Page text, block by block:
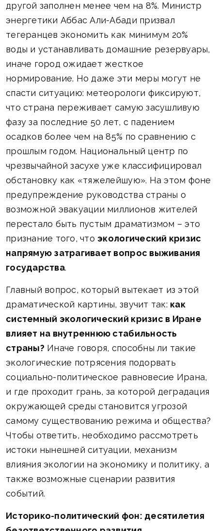
другой заполнен менее чем на 8%. Министр
энергетики Аббас Али-Абади призвал
тегеранцев экономить как минимум 20%
воды и устанавливать домашние резервуары,
иначе город ожидает жесткое
нормирование. Но даже эти меры могут не
спасти ситуацию: метеорологи фиксируют,
что страна переживает самую засушливую
фазу за последние 50 лет, с падением
осадков более чем на 85% по сравнению с
прошлым годом. Национальный центр по
чрезвычайной засухе уже классифицировал
обстановку как «тяжелейшую». На этом фоне
предупреждение руководства страны о
возможной эвакуации миллионов жителей
перестало быть пустым драматизмом – это
признание того, чтоэкологический кризис
напрямую затрагивает вопрос выживания
государства.
Главный вопрос, который вытекает из этой
драматической картины, звучит так: как
системный экологический кризис в Иране
влияет на внутреннюю стабильность
страны? Иначе говоря, способны ли такие
экологические потрясения подорвать
социально-политическое равновесие Ирана,
и где проходит грань, за которой деградация
окружающей среды становится угрозой
самому существованию режима и общества?
Чтобы ответить, необходимо рассмотреть
истоки нынешней ситуации, механизм
влияния экологии на экономику и политику, а
также возможные сценарии развития
событий.
Историко-политический фон: десятилетия